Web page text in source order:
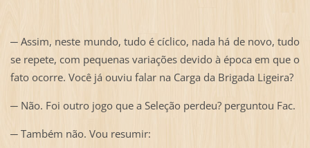
─ Assim, neste mundo, tudo é cíclico, nada há de novo, tudo
se repete, com pequenas variações devido à época em que o
fato ocorre. Você já ouviu falar na Carga da Brigada Ligeira?
─ Não. Foi outro jogo que a Seleção perdeu? perguntou Fac.
─ Também não. Vou resumir: